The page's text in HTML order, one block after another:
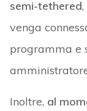
semi-tethered
venga
programma e
Inoltre, al